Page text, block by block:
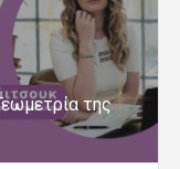
της